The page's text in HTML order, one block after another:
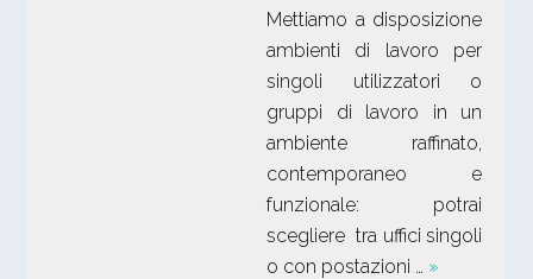
Mettiamo a disposizione
ambienti di lavoro per
singoli utilizzatori o
gruppi di lavoro in un
ambiente raffinato,
contemporaneo e
funzionale: potrai
scegliere tra uffici singoli
o con postazioni … »